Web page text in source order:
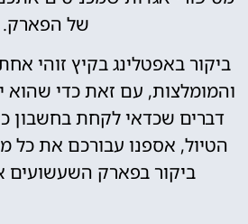
של הפארק.
ביקור באפטלינג בקיץ זוהי
והמומלצות, עם זאת כדי שהוא
דברים שכדאי לקחת בחשבון
הטיול, אספנו עבורכם את כל
ביקור בפארק השעשועים